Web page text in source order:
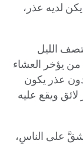
لديه عذر،
الليل
يؤخر العشاء
عذر يكون
ويقع عليه
على الناسِ،